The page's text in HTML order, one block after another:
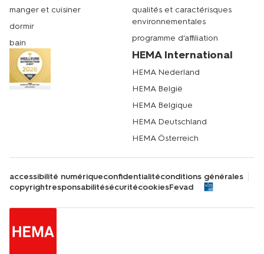
manger et cuisiner
dormir
bain
qualités et caractérisques
environnementales
programme d'affiliation
HEMA International
HEMA Nederland
HEMA België
HEMA Belgique
HEMA Deutschland
HEMA Österreich
accessibilité numériqueconfidentialitéconditions générales
copyrightresponsabilitésécuritécookiesFevad